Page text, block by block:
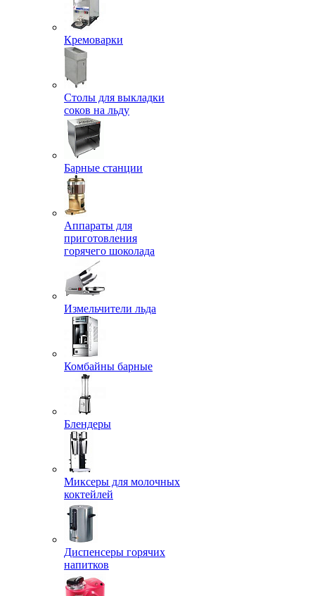
Кремоварки
Столы для выкладки
соков на льду
Барные станции
Аппараты для
приготовления
горячего шоколада
Измельчители льда
Комбайны барные
Блендеры
Миксеры для молочных
коктейлей
Диспенсеры горячих
напитков